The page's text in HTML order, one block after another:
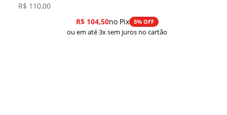
R$ 110,00
R$104,50no Pix 5% OFF
ou em até 3x sem juros no cartão